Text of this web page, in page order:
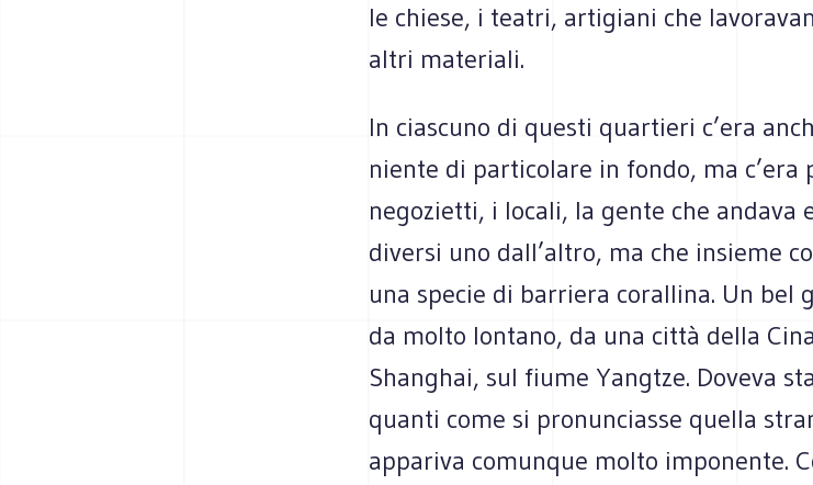
le chiese, i teatri, artigiani che
altri materiali.
In ciascuno di questi quartieri c’era
niente di particolare in fondo, ma
negozietti, i locali, la gente che andava
diversi uno dall’altro, ma che insieme
una specie di barriera corallina. Un bel
da molto lontano, da una città della
Shanghai, sul fiume Yangtze. Doveva
quanti come si pronunciasse quella
appariva comunque molto imponente.